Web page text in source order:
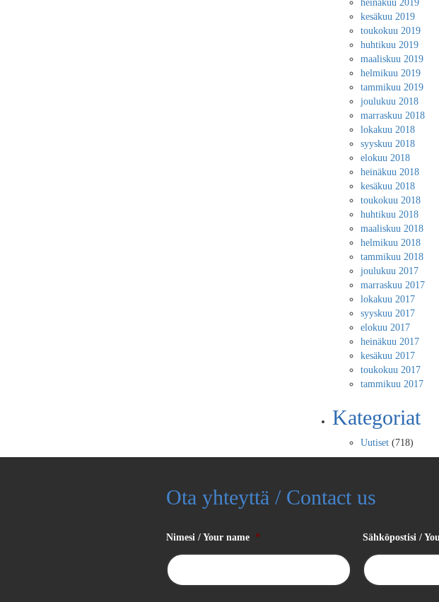
heinäkuu 2019
kesäkuu 2019
toukokuu 2019
huhtikuu 2019
maaliskuu 2019
helmikuu 2019
tammikuu 2019
joulukuu 2018
marraskuu 2018
lokakuu 2018
syyskuu 2018
elokuu 2018
heinäkuu 2018
kesäkuu 2018
toukokuu 2018
huhtikuu 2018
maaliskuu 2018
helmikuu 2018
tammikuu 2018
joulukuu 2017
marraskuu 2017
lokakuu 2017
syyskuu 2017
elokuu 2017
heinäkuu 2017
kesäkuu 2017
toukokuu 2017
tammikuu 2017
Kategoriat
Uutiset (718)
Ota yhteyttä / Contact us
Nimesi / Your name * Sähköpostisi /